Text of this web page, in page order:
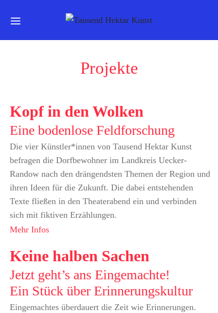
Projekte
Kopf in den Wolken
Eine bodenlose Feldforschung
Die vier Künstler*innen von Tausend Hektar Kunst
befragen die Dorfbewohner im Landkreis Uecker-
Randow nach den drängendsten Themen der Region und
ihren Ideen für die Zukunft. Die dabei entstehenden
Texte fließen in den Theaterabend ein und verbinden
sich mit fiktiven Erzählungen.
Mehr Infos
Keine halben Sachen
Jetzt geht’s ans Eingemachte!
Ein Stück über Erinnerungskultur
Eingemachtes überdauert die Zeit wie Erinnerungen.